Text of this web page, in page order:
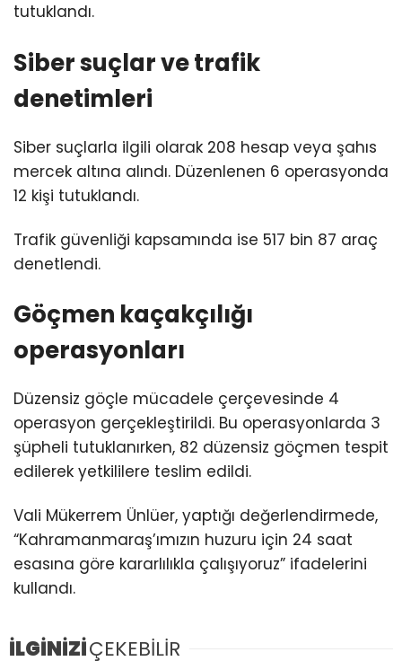
tutuklandı.
Siber suçlar ve trafik
denetimleri
Siber suçlarla ilgili olarak 208 hesap veya şahıs
mercek altına alındı. Düzenlenen 6 operasyonda
12 kişi tutuklandı.
Trafik güvenliği kapsamında ise 517 bin 87 araç
denetlendi.
Göçmen kaçakçılığı
operasyonları
Düzensiz göçle mücadele çerçevesinde 4
operasyon gerçekleştirildi. Bu operasyonlarda 3
şüpheli tutuklanırken, 82 düzensiz göçmen tespit
edilerek yetkililere teslim edildi.
Vali Mükerrem Ünlüer, yaptığı değerlendirmede,
“Kahramanmaraş’ımızın huzuru için 24 saat
esasına göre kararlılıkla çalışıyoruz” ifadelerini
kullandı.
İLGİNİZİÇEKEBİLİR